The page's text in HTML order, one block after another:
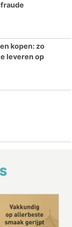
kopen: zo
leveren op